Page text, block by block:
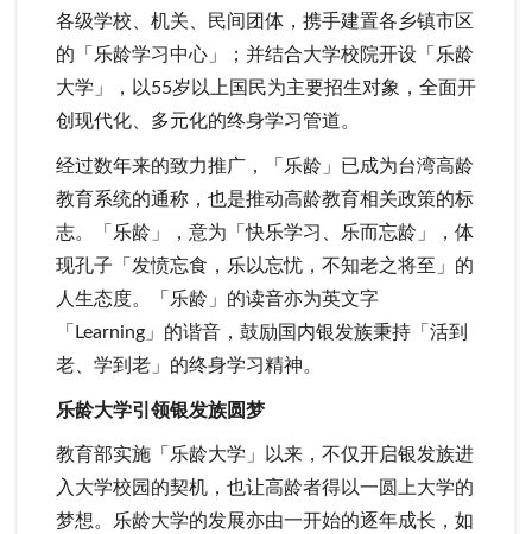
各级学校、机关、民间团体，携手建置各乡镇市区
的「乐龄学习中心」；并结合大学校院开设「乐龄
大学」，以55岁以上国民为主要招生对象，全面开
创现代化、多元化的终身学习管道。
经过数年来的致力推广，「乐龄」已成为台湾高龄
教育系统的通称，也是推动高龄教育相关政策的标
志。「乐龄」，意为「快乐学习、乐而忘龄」，体
现孔子「发愤忘食，乐以忘忧，不知老之将至」的
人生态度。「乐龄」的读音亦为英文字
「Learning」的谐音，鼓励国内银发族秉持「活到
老、学到老」的终身学习精神。
乐龄大学引领银发族圆梦
教育部实施「乐龄大学」以来，不仅开启银发族进
入大学校园的契机，也让高龄者得以一圆上大学的
梦想。乐龄大学的发展亦由一开始的逐年成长，如